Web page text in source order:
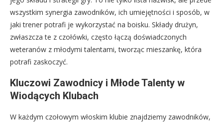
wszystkim synergia zawodników, ich umiejętności i sposób, w
jaki trener potrafi je wykorzystać na boisku. Składy drużyn,
zwłaszcza te z czołówki, często łączą doświadczonych
weteranów z młodymi talentami, tworząc mieszankę, która
potrafi zaskoczyć.
Kluczowi Zawodnicy i Młode Talenty w
Wiodących Klubach
W każdym czołowym włoskim klubie znajdziemy zawodników,